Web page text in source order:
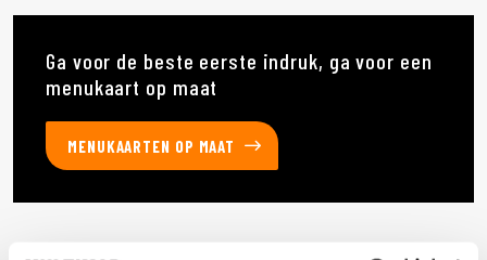
Ga voor de beste eerste indruk, ga voor een
menukaart op maat
MENUKAARTEN OP MAAT